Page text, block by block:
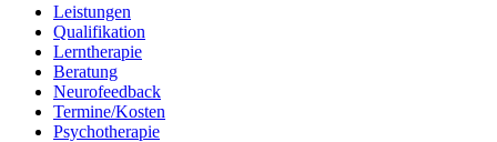
Leistungen
Qualifikation
Lerntherapie
Beratung
Neurofeedback
Termine/Kosten
Psychotherapie